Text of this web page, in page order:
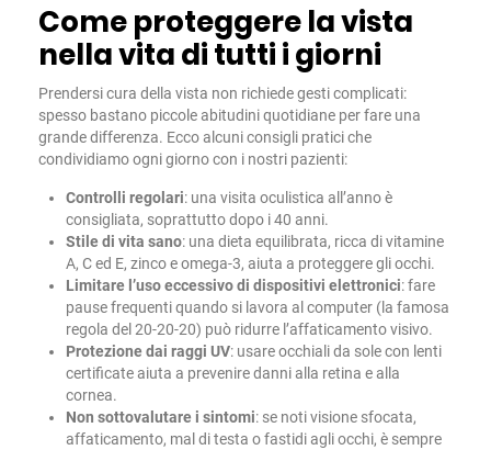
Come proteggere la vista
nella vita di tutti i giorni
Prendersi cura della vista non richiede gesti complicati:
spesso bastano piccole abitudini quotidiane per fare una
grande differenza. Ecco alcuni consigli pratici che
condividiamo ogni giorno con i nostri pazienti:
Controlli regolari: una visita oculistica all’anno è
consigliata, soprattutto dopo i 40 anni.
Stile di vita sano: una dieta equilibrata, ricca di vitamine
A, C ed E, zinco e omega-3, aiuta a proteggere gli occhi.
Limitare l’uso eccessivo di dispositivi elettronici: fare
pause frequenti quando si lavora al computer (la famosa
regola del 20-20-20) può ridurre l’affaticamento visivo.
Protezione dai raggi UV: usare occhiali da sole con lenti
certificate aiuta a prevenire danni alla retina e alla
cornea.
Non sottovalutare i sintomi: se noti visione sfocata,
affaticamento, mal di testa o fastidi agli occhi, è sempre